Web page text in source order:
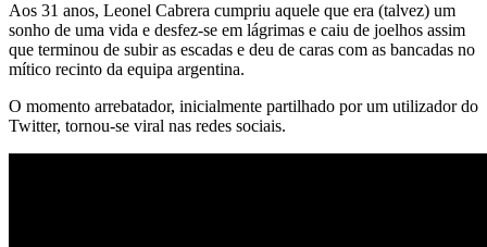
Aos 31 anos, Leonel Cabrera cumpriu aquele que era (talvez) um
sonho de uma vida e desfez-se em lágrimas e caiu de joelhos assim
que terminou de subir as escadas e deu de caras com as bancadas no
mítico recinto da equipa argentina.
O momento arrebatador, inicialmente partilhado por um utilizador do
Twitter, tornou-se viral nas redes sociais.